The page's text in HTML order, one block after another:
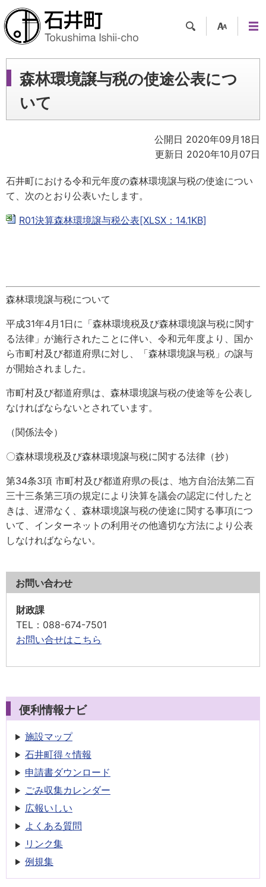
ツー
ル
ュー
森林環境譲与税の使途公表につ
いて
公開日 2020年09月18日
更新日 2020年10月07日
石井町における令和元年度の森林環境譲与税の使途につい
て、次のとおり公表いたします。
R01決算森林環境譲与税公表[XLSX：14.1KB]
森林環境譲与税について
平成31年4月1日に「森林環境税及び森林環境譲与税に関す
る法律」が施行されたことに伴い、令和元年度より、国か
ら市町村及び都道府県に対し、「森林環境譲与税」の譲与
が開始されました。
市町村及び都道府県は、森林環境譲与税の使途等を公表し
なければならないとされています。
（関係法令）
〇森林環境税及び森林環境譲与税に関する法律（抄）
第34条3項 市町村及び都道府県の長は、地方自治法第二百
三十三条第三項の規定により決算を議会の認定に付したと
きは、遅滞なく、森林環境譲与税の使途に関する事項につ
いて、インターネットの利用その他適切な方法により公表
しなければならない。
お問い合わせ
財政課
TEL ：088-674-7501
お問い合せはこちら
便利情報ナビ
施設マップ
石井町得々情報
申請書ダウンロード
ごみ収集カレンダー
広報いしい
よくある質問
リンク集
例規集